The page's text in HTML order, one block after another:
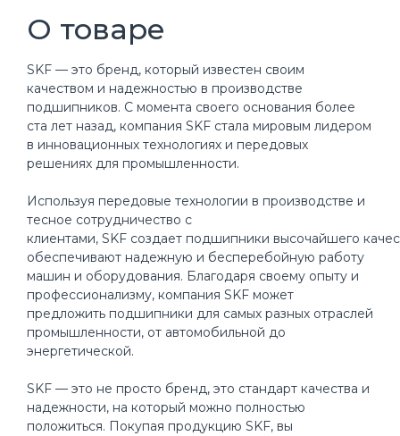
О товаре
SKF — это бренд, который известен своим
качеством и надежностью в производстве
подшипников. С момента своего основания более
ста лет назад, компания SKF стала мировым лидером
в инновационных технологиях и передовых
решениях для промышленности.
Используя передовые технологии в производстве и
тесное сотрудничество с
клиентами, SKF создает подшипники высочайшего
обеспечивают надежную и бесперебойную работу
машин и оборудования. Благодаря своему опыту и
профессионализму, компания SKF может
предложить подшипники для самых разных отраслей
промышленности, от автомобильной до
энергетической.
SKF — это не просто бренд, это стандарт качества и
надежности, на который можно полностью
положиться. Покупая продукцию SKF, вы